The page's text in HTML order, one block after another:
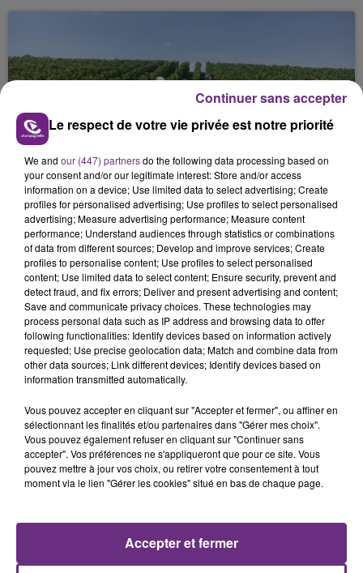
L'INSPECTION DU TRAVAIL RAPPELLE À
L'ORDRE SUR LES CONDITIONS DE...
Alors que les dates de début des vendange 2026
s'est avéré être plus précoce que prévu,
l'inspection du Travail en profite pour rappeler
les conditions de...
UN FEU DE REMORQUE BLOQUE LA
CIRCULATION DANS LES ARDENNES
Un feu de remorque s'est déclaré ce mercredi en
fin de matinée sur l'A34.
TITRES DIFFUSÉS
Le respect de votre vie privée est notre priorité
We and our (447) partnersdo the following data processing based on
your consent and/or our legitimate interest: Store and/or access
information on a device; Use limited data to select advertising; Create
profiles for personalised advertising; Use profiles to select personalised
advertising; Measure advertising performance; Measure content
performance; Understand audiences through statistics or combinations
of data from different sources; Develop and improve services; Create
profiles to personalise content; Use profiles to select personalised
content; Use limited data to select content; Ensure security, prevent and
detect fraud, and fix errors; Deliver and present advertising and content;
Save and communicate privacy choices. These technologies may
process personal data such as IP address and browsing data to offer
following functionalities: Identify devices based on information actively
requested; Use precise geolocation data; Match and combine data from
other data sources; Link different devices; Identify devices based on
information transmitted automatically.
Vous pouvez accepter en cliquant sur "Accepter et fermer", ou affiner en
sélectionnant les finalités et/ou partenaires dans "Gérer mes choix".
Vous pouvez également refuser en cliquant sur "Continuer sans
accepter". Vos préférences ne s'appliqueront que pour ce site. Vous
pouvez mettre à jour vos choix, ou retirer votre consentement à tout
moment via le lien "Gérer les cookies" situé en bas de chaque page.
Accepter et fermer
Continuer sans accepter